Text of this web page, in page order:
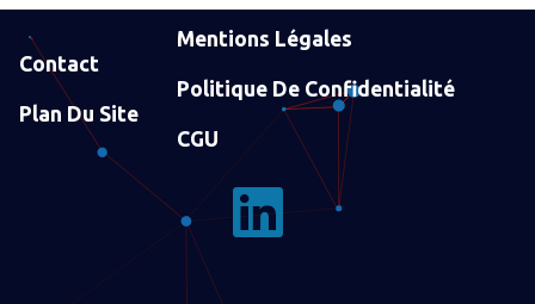
Contact
Plan Du Site
Mentions Légales
Politique De Confidentialité
CGU